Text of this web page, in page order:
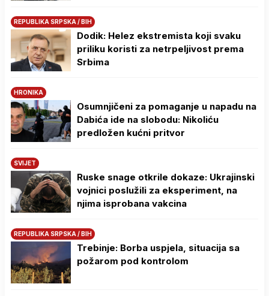
REPUBLIKA SRPSKA / BIH
Dodik: Helez ekstremista koji svaku
priliku koristi za netrpeljivost prema
Srbima
HRONIKA
Osumnjičeni za pomaganje u napadu na
Dabića ide na slobodu: Nikoliću
predložen kućni pritvor
SVIJET
Ruske snage otkrile dokaze: Ukrajinski
vojnici poslužili za eksperiment, na
njima isprobana vakcina
REPUBLIKA SRPSKA / BIH
Trebinje: Borba uspjela, situacija sa
požarom pod kontrolom